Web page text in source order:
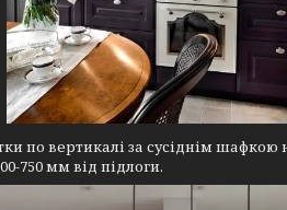
по вертикалі за сусіднім шафкою
750 мм від підлоги.